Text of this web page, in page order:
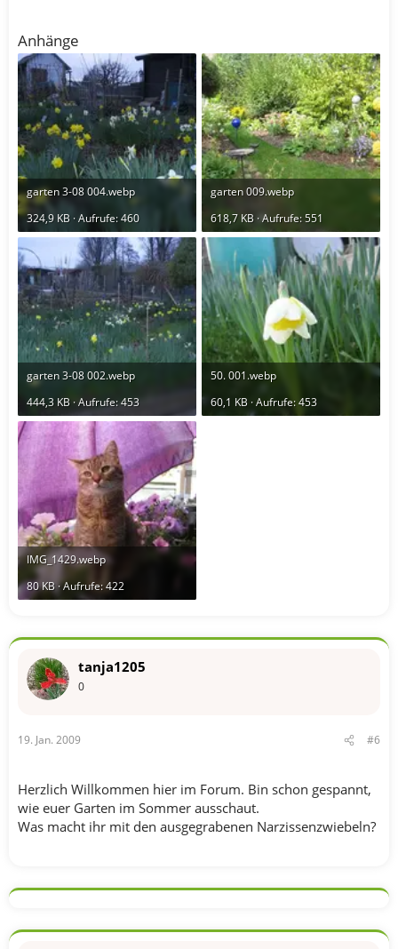
Anhänge
garten 3-08 004.webp
324,9 KB · Aufrufe: 460
garten 009.webp
618,7 KB · Aufrufe: 551
garten 3-08 002.webp
444,3 KB · Aufrufe: 453
50. 001.webp
60,1 KB · Aufrufe: 453
IMG_1429.webp
80 KB · Aufrufe: 422
tanja1205
0
19. Jan. 2009 #6
Herzlich Willkommen hier im Forum. Bin schon gespannt,
wie euer Garten im Sommer ausschaut.
Was macht ihr mit den ausgegrabenen Narzissenzwiebeln?